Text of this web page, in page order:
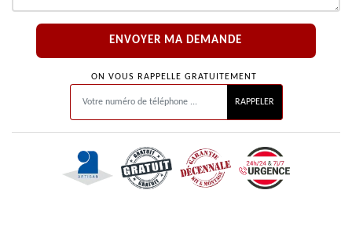
ON VOUS RAPPELLE GRATUITEMENT